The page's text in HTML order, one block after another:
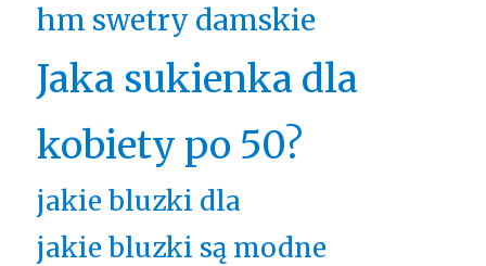
hm swetry damskie
Jaka sukienka dla
kobiety po 50?
jakie bluzki dla
jakie bluzki są modne